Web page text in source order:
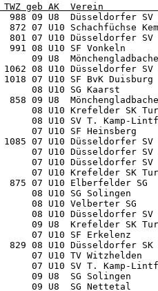
geb AK  Verein
988 09 U8  Düsseldorfer
07 U10 Schachfüchse
07 U10 Düsseldorfer
991 08 U10 SF Vonkeln
U8  Mönchengladbacher
08 U10 Düsseldorfer
07 U10 SF BvK
08 U10 SG Kaarst
09 U8
U10 Krefelder SK Turm
08 U10 SV T. Kamp-
07 U10 SF Heinsberg
07 U10 Düsseldorfer
07 U10 Düsseldorfer
07 U10 Düsseldorfer
07 U10 Krefelder SK
875 07 U10 Elberfelder
08 U10 SG Solingen
08 U10 Velberter SG
U10 Düsseldorfer SV
09 U8  Krefelder SK
07 U10 SF Erkelenz
08 U10 Düsseldorfer
07 U10 TV Witzhelden
07 U10 SV T. Kamp-
09 U8  SG Solingen
09 U8  SG Nettetal